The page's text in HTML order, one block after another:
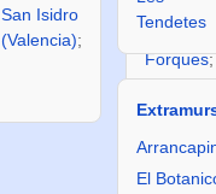
San Isidro
(Valencia);
Tres
Forques;
Tendetes
El